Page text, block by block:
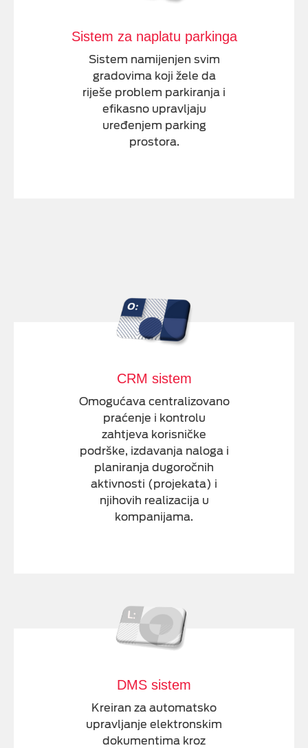
Sistem za naplatu parkinga
Sistem namijenjen svim
gradovima koji žele da
riješe problem parkiranja i
efikasno upravljaju
uređenjem parking
prostora.
CRM sistem
Omogućava centralizovano
praćenje i kontrolu
zahtjeva korisničke
podrške, izdavanja naloga i
planiranja dugoročnih
aktivnosti (projekata) i
njihovih realizacija u
kompanijama.
DMS sistem
Kreiran za automatsko
upravljanje elektronskim
dokumentima kroz